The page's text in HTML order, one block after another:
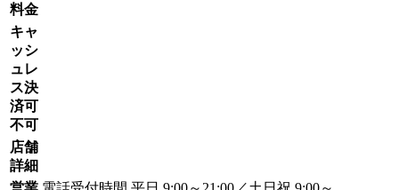
料金
キャ
ッシ
ュレ
ス決
済可
不可
店舗
詳細